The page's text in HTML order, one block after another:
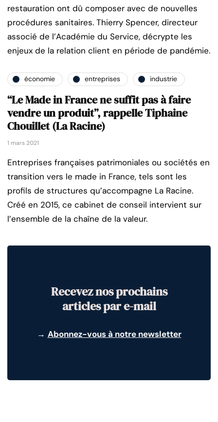
restauration ont dû composer avec de nouvelles
procédures sanitaires. Thierry Spencer, directeur
associé de l’Académie du Service, décrypte les
enjeux de la relation client en période de pandémie.
économie entreprises industrie
“Le Made in France ne suffit pas à faire
vendre un produit”, rappelle Tiphaine
Chouillet (La Racine)
1 mars 2021
Entreprises françaises patrimoniales ou sociétés en
transition vers le made in France, tels sont les
profils de structures qu’accompagne La Racine.
Créé en 2015, ce cabinet de conseil intervient sur
l’ensemble de la chaîne de la valeur.
Recevez nos prochains
articles par e-mail
→ Abonnez-vous à notre newsletter